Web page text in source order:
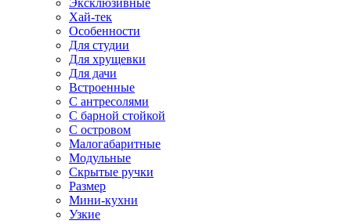
Эксклюзивные
Хай-тек
Особенности
Для студии
Для хрущевки
Для дачи
Встроенные
С антресолями
С барной стойкой
С островом
Малогабаритные
Модульные
Скрытые ручки
Размер
Мини-кухни
Узкие